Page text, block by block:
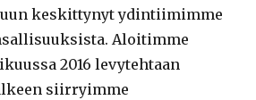
keskittynyt ydintiimimme
Aloitimme
2016 levytehtaan
siirryimme